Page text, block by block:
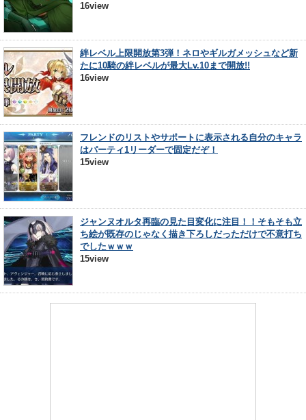
16view
絆レベル上限開放第3弾！ネロやギルガメッシュなど新
たに10騎の絆レベルが最大Lv.10まで開放!!
16view
フレンドのリストやサポートに表示される自分のキャラ
はパーティ1リーダーで固定だぞ！
15view
ジャンヌオルタ再臨の見た目変化に注目！！そもそも立
ち絵が既存のじゃなく描き下ろしだっただけで不意打ち
でしたｗｗｗ
15view